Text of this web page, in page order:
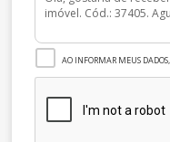
AO INFORMAR MEUS